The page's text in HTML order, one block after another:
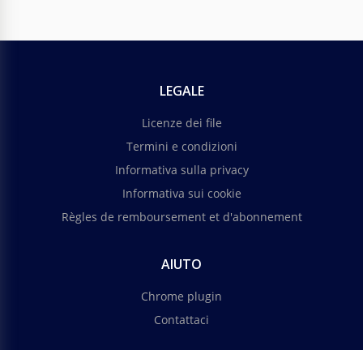
LEGALE
Licenze dei file
Termini e condizioni
Informativa sulla privacy
Informativa sui cookie
Règles de remboursement et d'abonnement
AIUTO
Chrome plugin
Contattaci